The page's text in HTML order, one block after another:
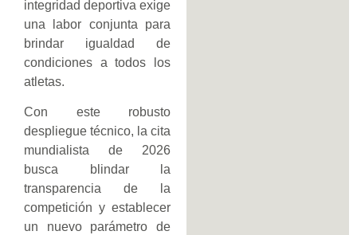
integridad deportiva exige
una labor conjunta para
brindar igualdad de
condiciones a todos los
atletas.
Con este robusto
despliegue técnico, la cita
mundialista de 2026
busca blindar la
transparencia de la
competición y establecer
un nuevo parámetro de